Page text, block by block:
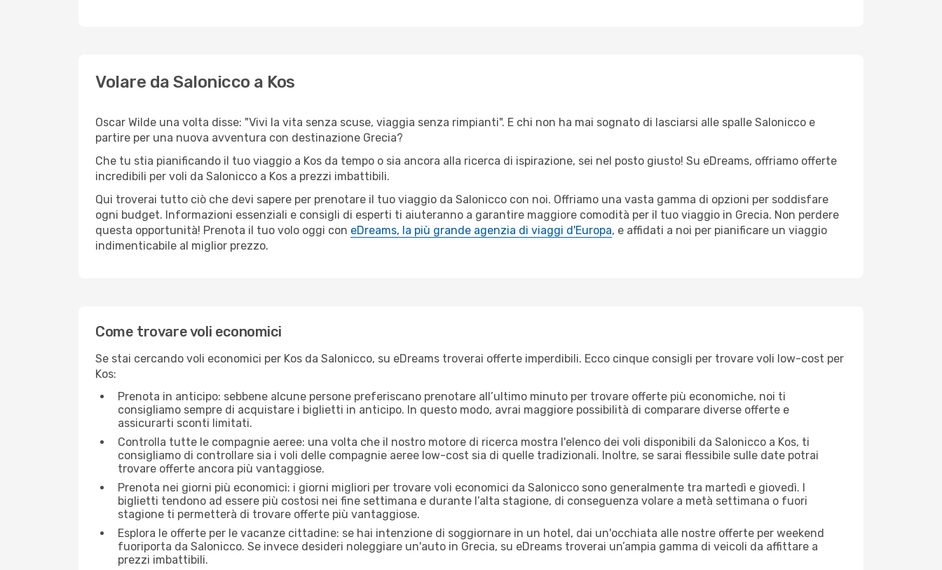
Volare da Salonicco a Kos
Oscar Wilde una volta disse: "Vivi la vita senza scuse, viaggia senza rimpianti". E chi non ha mai sognato di lasciarsi alle spalle Salonicco e
partire per una nuova avventura con destinazione Grecia?
Che tu stia pianificando il tuo viaggio a Kos da tempo o sia ancora alla ricerca di ispirazione, sei nel posto giusto! Su eDreams, offriamo offerte
incredibili per voli da Salonicco a Kos a prezzi imbattibili.
Qui troverai tutto ciò che devi sapere per prenotare il tuo viaggio da Salonicco con noi. Offriamo una vasta gamma di opzioni per soddisfare
ogni budget. Informazioni essenziali e consigli di esperti ti aiuteranno a garantire maggiore comodità per il tuo viaggio in Grecia. Non perdere
questa opportunità! Prenota il tuo volo oggi con eDreams, la più grande agenzia di viaggi d'Europa, e affidati a noi per pianificare un viaggio
indimenticabile al miglior prezzo.
Come trovare voli economici
Se stai cercando voli economici per Kos da Salonicco, su eDreams troverai offerte imperdibili. Ecco cinque consigli per trovare voli low-cost per
Kos:
Prenota in anticipo: sebbene alcune persone preferiscano prenotare all’ultimo minuto per trovare offerte più economiche, noi ti
consigliamo sempre di acquistare i biglietti in anticipo. In questo modo, avrai maggiore possibilità di comparare diverse offerte e
assicurarti sconti limitati.
Controlla tutte le compagnie aeree: una volta che il nostro motore di ricerca mostra l'elenco dei voli disponibili da Salonicco a Kos, ti
consigliamo di controllare sia i voli delle compagnie aeree low-cost sia di quelle tradizionali. Inoltre, se sarai flessibile sulle date potrai
trovare offerte ancora più vantaggiose.
Prenota nei giorni più economici: i giorni migliori per trovare voli economici da Salonicco sono generalmente tra martedì e giovedì. I
biglietti tendono ad essere più costosi nei fine settimana e durante l’alta stagione, di conseguenza volare a metà settimana o fuori
stagione ti permetterà di trovare offerte più vantaggiose.
Esplora le offerte per le vacanze cittadine: se hai intenzione di soggiornare in un hotel, dai un'occhiata alle nostre offerte per weekend
fuoriporta da Salonicco. Se invece desideri noleggiare un'auto in Grecia, su eDreams troverai un’ampia gamma di veicoli da affittare a
prezzi imbattibili.